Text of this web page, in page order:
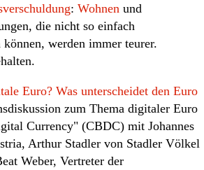
: Wohnen und
die nicht so einfach
werden immer teurer.
Euro? Was unterscheidet den Euro
zum Thema digitaler Euro
Currency" (CBDC) mit Johannes
Arthur Stadler von Stadler Völkel
Weber, Vertreter der